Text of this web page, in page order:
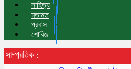
সাহিত্য
মতামত
প্রবাস
শোবিজ
সাম্প্রতিক :